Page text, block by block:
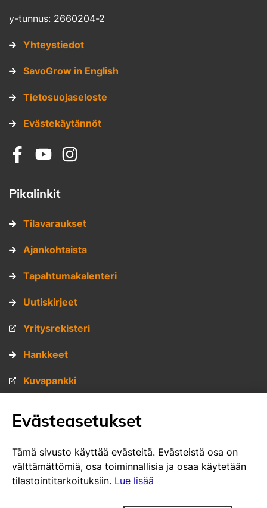
y-tunnus: 2660204-2
Yhteystiedot
SavoGrow in English
Tietosuojaseloste
Evästekäytännöt
Sosiaalinen media: facebook
Sosiaalinen media: youtube
Sosiaalinen media: instagram
Pikalinkit
Tilavaraukset
Ajankohtaista
Tapahtumakalenteri
Uutiskirjeet
Yritysrekisteri
Hankkeet
Kuvapankki
VisitSavo.fi
Evästeasetukset
Tämä sivusto käyttää evästeitä. Evästeistä osa on
välttämättömiä, osa toiminnallisia ja osaa käytetään
tilastointitarkoituksiin. Lue lisää